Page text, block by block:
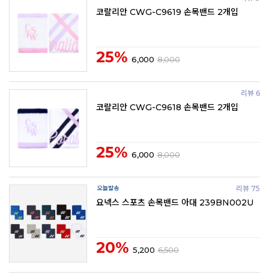
코랄리안 CWG-C9619 손목밴드 2개입
25% 6,000 8,000
리뷰 6
코랄리안 CWG-C9618 손목밴드 2개입
25% 6,000 8,000
리뷰 75
요넥스 스포츠 손목밴드 아대 239BN002U
20% 5,200 6,500